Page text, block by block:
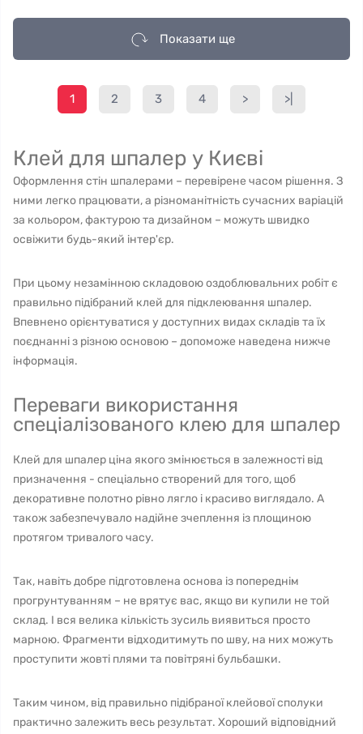
Показати ще
1 2 3 4 > >|
Клей для шпалер у Києві
Оформлення стін шпалерами – перевірене часом рішення. З
ними легко працювати, а різноманітність сучасних варіацій
за кольором, фактурою та дизайном – можуть швидко
освіжити будь-який інтер'єр.
При цьому незамінною складовою оздоблювальних робіт є
правильно підібраний клей для підклеювання шпалер.
Впевнено орієнтуватися у доступних видах складів та їх
поєднанні з різною основою – допоможе наведена нижче
інформація.
Переваги використання
спеціалізованого клею для шпалер
Клей для шпалер ціна якого змінюється в залежності від
призначення - спеціально створений для того, щоб
декоративне полотно рівно лягло і красиво виглядало. А
також забезпечувало надійне зчеплення із площиною
протягом тривалого часу.
Так, навіть добре підготовлена ​​основа із попереднім
прогрунтуванням – не врятує вас, якщо ви купили не той
склад. І вся велика кількість зусиль виявиться просто
марною. Фрагменти відходитимуть по шву, на них можуть
проступити жовті плями та повітряні бульбашки.
Таким чином, від правильно підібраної клейової сполуки
практично залежить весь результат. Хороший відповідний